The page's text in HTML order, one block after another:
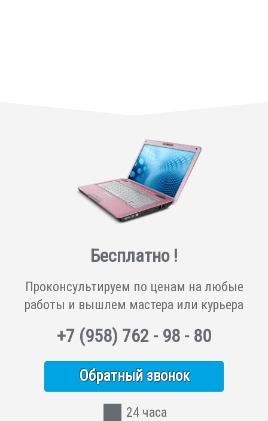
Бесплатно !
Проконсультируем по ценам на любые
работы и вышлем мастера или курьера
+7 (958) 762 - 98 - 80
Обратный звонок
24 часа